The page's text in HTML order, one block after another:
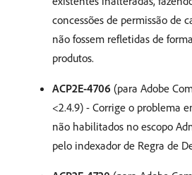
concessões de permissão de
não fossem refletidas de
produtos.
ACP2E-4706 (para Adobe
<2.4.9) - Corrige o problema
não habilitados no escopo
pelo indexador de Regra de